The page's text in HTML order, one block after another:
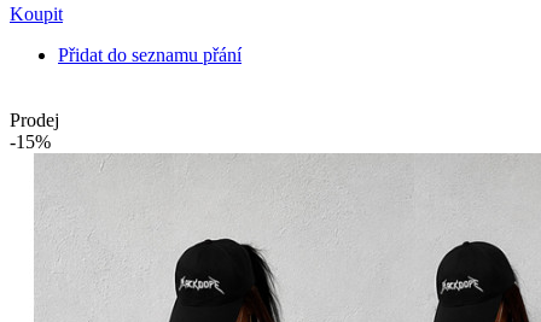
Koupit
Přidat do seznamu přání
Prodej
-15%